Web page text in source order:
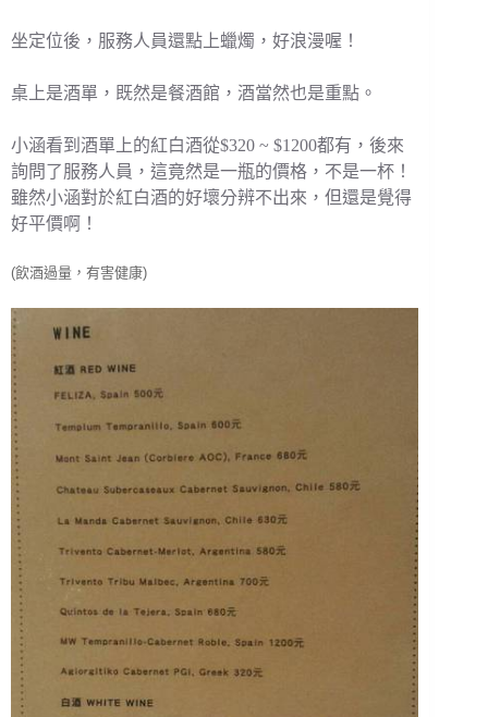
坐定位後，服務人員還點上蠟燭，好浪漫喔！
桌上是酒單，既然是餐酒館，酒當然也是重點。
小涵看到酒單上的紅白酒從$320 ~ $1200都有，後來
詢問了服務人員，這竟然是一瓶的價格，不是一杯！
雖然小涵對於紅白酒的好壞分辨不出來，但還是覺得
好平價啊！
(飲酒過量，有害健康)